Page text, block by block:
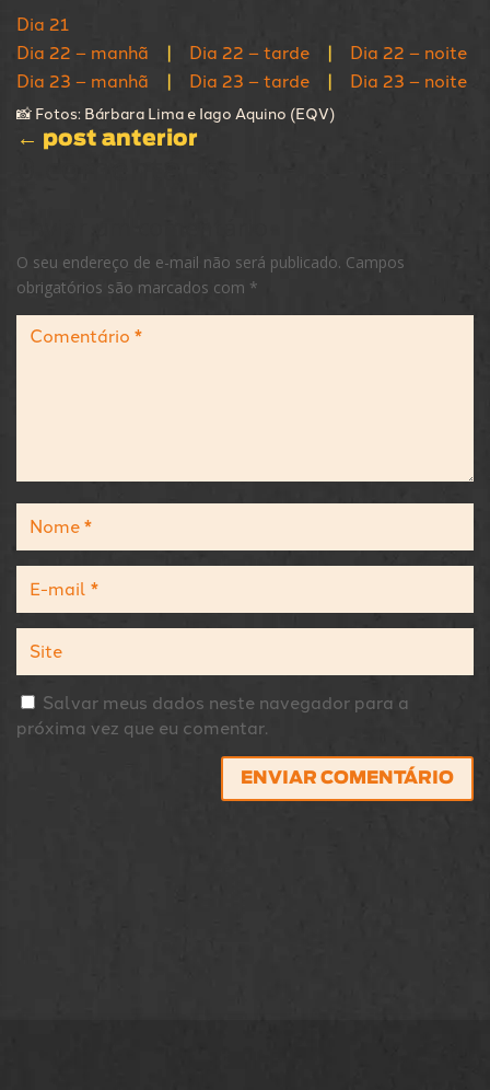
Dia 21
Dia 22 – manhã
Dia 22 – tarde
Dia 22 – noite
Dia 23 – manhã
Dia 23 – tarde Dia 23 – noite
📸 Fotos: Bárbara Lima e Iago Aquino (EQV)
← post anterior
O seu endereço de e-mail não será publicado. Campos
obrigatórios são marcados com *
Salvar meus dados neste navegador para a
próxima vez que eu comentar.
ENVIAR COMENTÁRIO